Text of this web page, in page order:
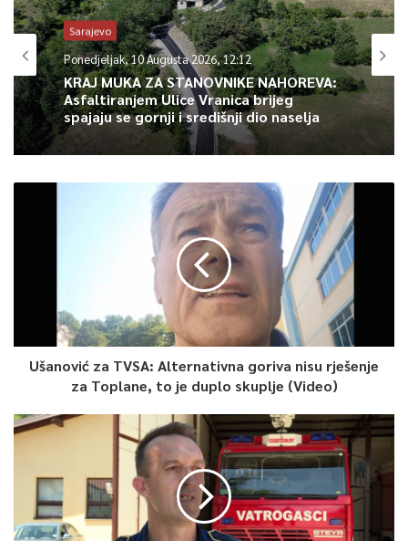
Sarajevo
Ponedjeljak, 10 Augusta 2026, 12:12
KRAJ MUKA ZA STANOVNIKE NAHOREVA:
Asfaltiranjem Ulice Vranica brijeg
spajaju se gornji i središnji dio naselja
Ušanović za TVSA: Alternativna goriva nisu rješenje
za Toplane, to je duplo skuplje (Video)